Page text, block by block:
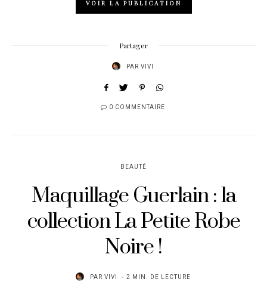
VOIR LA PUBLICATION
Partager
PAR VIVI
0 COMMENTAIRE
BEAUTÉ
Maquillage Guerlain : la
collection La Petite Robe
Noire !
PAR VIVI 2 MIN. DE LECTURE